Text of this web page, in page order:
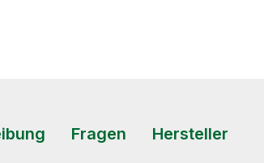
Fragen Hersteller